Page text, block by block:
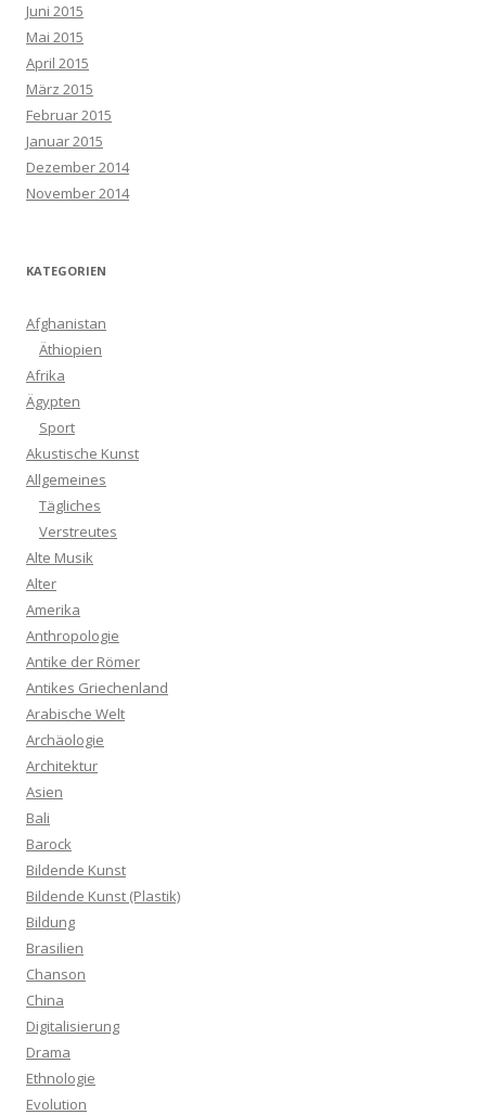
Juni 2015
Mai 2015
April 2015
März 2015
Februar 2015
Januar 2015
Dezember 2014
November 2014
KATEGORIEN
Afghanistan
Äthiopien
Afrika
Ägypten
Sport
Akustische Kunst
Allgemeines
Tägliches
Verstreutes
Alte Musik
Alter
Amerika
Anthropologie
Antike der Römer
Antikes Griechenland
Arabische Welt
Archäologie
Architektur
Asien
Bali
Barock
Bildende Kunst
Bildende Kunst (Plastik)
Bildung
Brasilien
Chanson
China
Digitalisierung
Drama
Ethnologie
Evolution